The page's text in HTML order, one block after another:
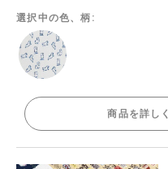
選択中の色、柄:
商品を詳し